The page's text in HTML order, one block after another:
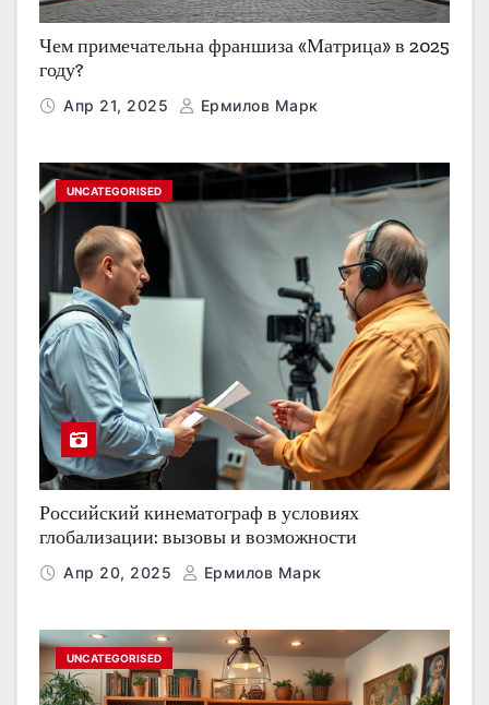
Чем примечательна франшиза «Матрица» в 2025
году?
Апр 21, 2025 Ермилов Марк
UNCATEGORISED
Российский кинематограф в условиях
глобализации: вызовы и возможности
Апр 20, 2025 Ермилов Марк
UNCATEGORISED